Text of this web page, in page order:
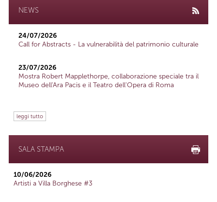
NEWS
24/07/2026
Call for Abstracts - La vulnerabilità del patrimonio culturale
23/07/2026
Mostra Robert Mapplethorpe, collaborazione speciale tra il
Museo dell'Ara Pacis e il Teatro dell'Opera di Roma
leggi tutto
SALA STAMPA
10/06/2026
Artisti a Villa Borghese #3